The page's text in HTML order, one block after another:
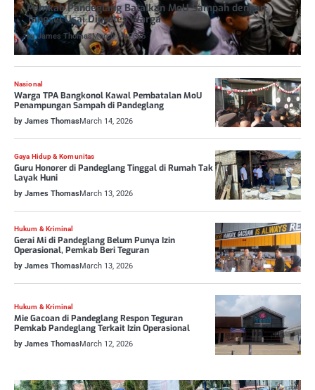
Pemkab Pandeglang Batalkan MoU Sampah dengan
Tangsel Usai Diprotes Warga
by James ThomasMarch 14, 2026
Nasional
Warga TPA Bangkonol Kawal Pembatalan MoU
Penampungan Sampah di Pandeglang
by James ThomasMarch 14, 2026
Gaya Hidup & Komunitas
Guru Honorer di Pandeglang Tinggal di Rumah Tak
Layak Huni
by James ThomasMarch 13, 2026
Hukum & Kriminal
Gerai Mi di Pandeglang Belum Punya Izin
Operasional, Pemkab Beri Teguran
by James ThomasMarch 13, 2026
Hukum & Kriminal
Mie Gacoan di Pandeglang Respon Teguran
Pemkab Pandeglang Terkait Izin Operasional
by James ThomasMarch 12, 2026